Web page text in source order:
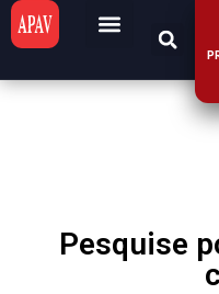
Pesquise